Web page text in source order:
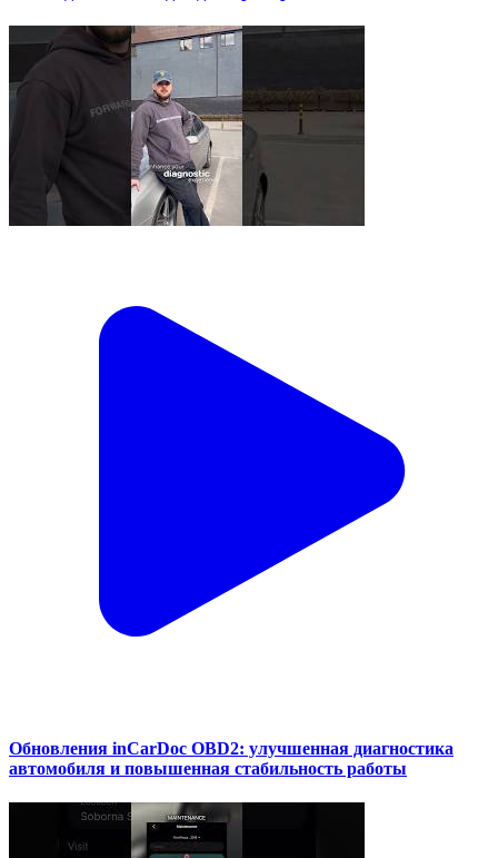
Обновления inCarDoc OBD2: улучшенная диагностика
автомобиля и повышенная стабильность работы